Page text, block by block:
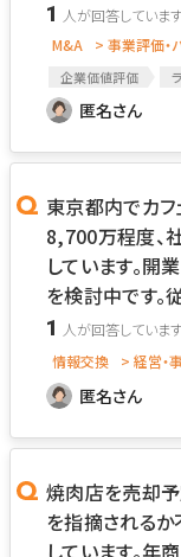
1
M&A > 事業評価・
企業価値評価
匿名さん
東京都内でカフ
8,700万程度、
しています。開
を検討中です。
1
情報交換 > 経営・
匿名さん
焼肉店を売却予
を指摘される
しています。